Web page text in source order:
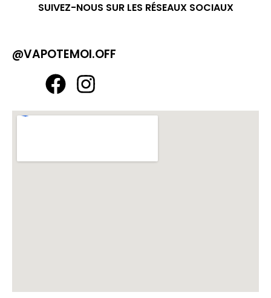
SUIVEZ-NOUS SUR LES RÉSEAUX SOCIAUX
@VAPOTEMOI.OFF